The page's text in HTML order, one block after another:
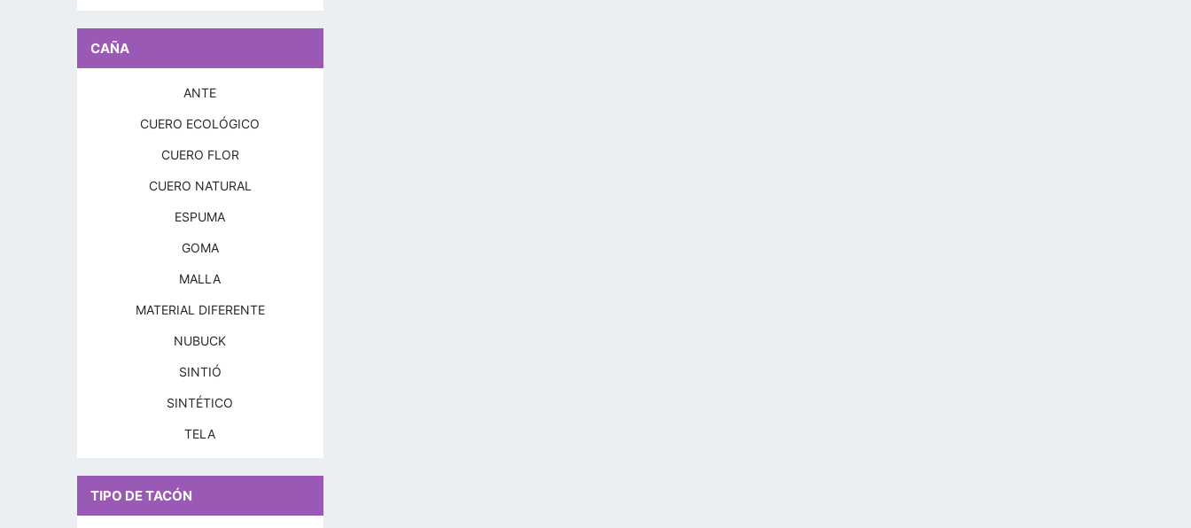
CAÑA
ANTE
CUERO ECOLÓGICO
CUERO FLOR
CUERO NATURAL
ESPUMA
GOMA
MALLA
MATERIAL DIFERENTE
NUBUCK
SINTIÓ
SINTÉTICO
TELA
TIPO DE TACÓN